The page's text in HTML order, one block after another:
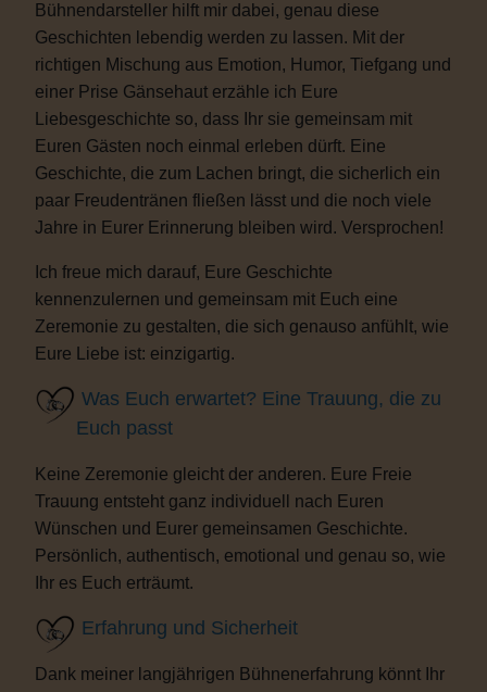
Bühnendarsteller hilft mir dabei, genau diese
Geschichten lebendig werden zu lassen. Mit der
richtigen Mischung aus Emotion, Humor, Tiefgang und
einer Prise Gänsehaut erzähle ich Eure
Liebesgeschichte so, dass Ihr sie gemeinsam mit
Euren Gästen noch einmal erleben dürft. Eine
Geschichte, die zum Lachen bringt, die sicherlich ein
paar Freudentränen fließen lässt und die noch viele
Jahre in Eurer Erinnerung bleiben wird. Versprochen!
Ich freue mich darauf, Eure Geschichte
kennenzulernen und gemeinsam mit Euch eine
Zeremonie zu gestalten, die sich genauso anfühlt, wie
Eure Liebe ist: einzigartig.
Was Euch erwartet? Eine Trauung, die zu
Euch passt
Keine Zeremonie gleicht der anderen. Eure Freie
Trauung entsteht ganz individuell nach Euren
Wünschen und Eurer gemeinsamen Geschichte.
Persönlich, authentisch, emotional und genau so, wie
Ihr es Euch erträumt.
Erfahrung und Sicherheit
Dank meiner langjährigen Bühnenerfahrung könnt Ihr